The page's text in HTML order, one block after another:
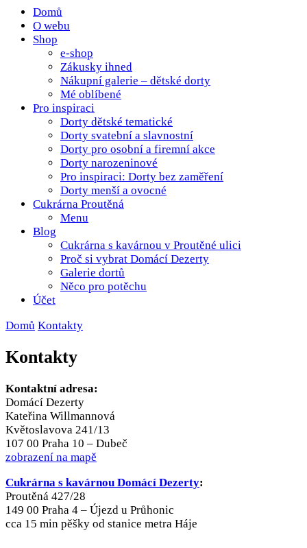
domacidezerty.cz
Domů
O webu
Shop
e-shop
Zákusky ihned
Nákupní galerie – dětské dorty
Mé oblíbené
Pro inspiraci
Dorty dětské tematické
Dorty svatební a slavnostní
Dorty pro osobní a firemní akce
Dorty narozeninové
Pro inspiraci: Dorty bez zaměření
Dorty menší a ovocné
Cukrárna Proutěná
Menu
Blog
Cukrárna s kavárnou v Proutěné ulici
Proč si vybrat Domácí Dezerty
Galerie dortů
Něco pro potěchu
Účet
Domů Kontakty
Kontakty
Kontaktní adresa:
Domácí Dezerty
Kateřina Willmannová
Květoslavova 241/13
107 00 Praha 10 – Dubeč
zobrazení na mapě
Cukrárna s kavárnou Domácí Dezerty:
Proutěná 427/28
149 00 Praha 4 – Újezd u Průhonic
cca 15 min pěšky od stanice metra Háje